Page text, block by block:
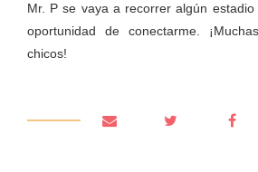
Mr. P se vaya a recorrer algún
oportunidad de conectarme.
chicos!